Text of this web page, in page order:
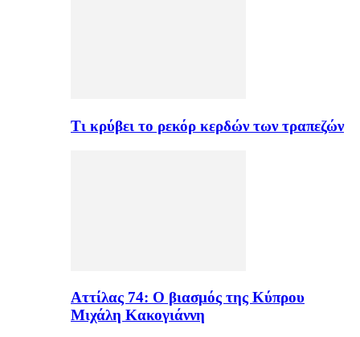
Τι κρύβει το ρεκόρ κερδών των τραπεζών
Αττίλας 74: Ο βιασμός της Κύπρου
Μιχάλη Κακογιάννη